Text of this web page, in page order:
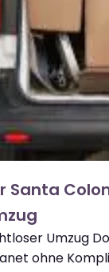
Santa
Umzug
ohne